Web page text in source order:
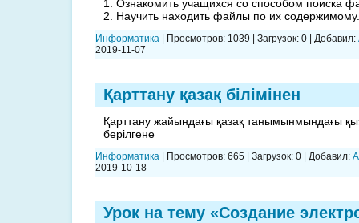
1. Ознакомить учащихся со способом поиска
2. Научить находить файлы по их содержимому.
Информатика Просмотров: 1039 Загрузок: 0 Добавил:
2019-11-07
Қарттану қазақ білімінен
Қарттану жайындағы қазақ танымынмындағы
берілгене
Информатика Просмотров: 665 Загрузок: 0 Добавил:
2019-10-18
Урок на тему «Создание